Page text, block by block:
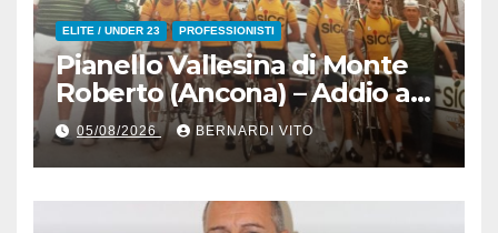
ELITE / UNDER 23 PROFESSIONISTI
Pianello Vallesina di Monte
Roberto (Ancona) – Addio ad
Alderino Bartoloni, Direttore
Sportivo rigorosamente
Gentile
05/08/2026 BERNARDI VITO